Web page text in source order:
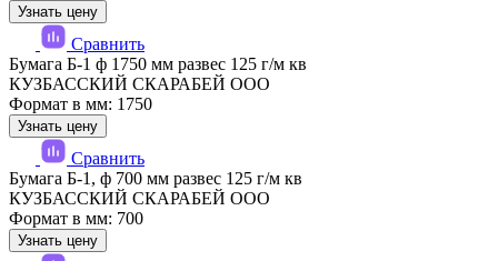
Узнать цену
Сравнить
Бумага Б-1 ф 1750 мм развес 125 г/м кв
КУЗБАССКИЙ СКАРАБЕЙ ООО
Формат в мм: 1750
Узнать цену
Сравнить
Бумага Б-1, ф 700 мм развес 125 г/м кв
КУЗБАССКИЙ СКАРАБЕЙ ООО
Формат в мм: 700
Узнать цену